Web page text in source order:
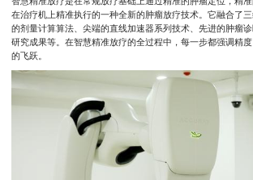
在治疗机上精准执行的一种全新的肿瘤放疗技术。它融合了
的剂量计算算法、尖端的直线加速器系列技术、先进的肿瘤
研究成果等。在智慧精准放疗的全过程中，每一步都强调精
的飞跃。